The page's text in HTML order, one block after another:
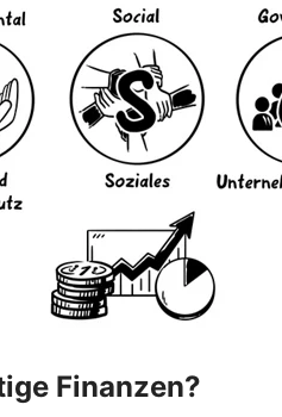
Finanzen?